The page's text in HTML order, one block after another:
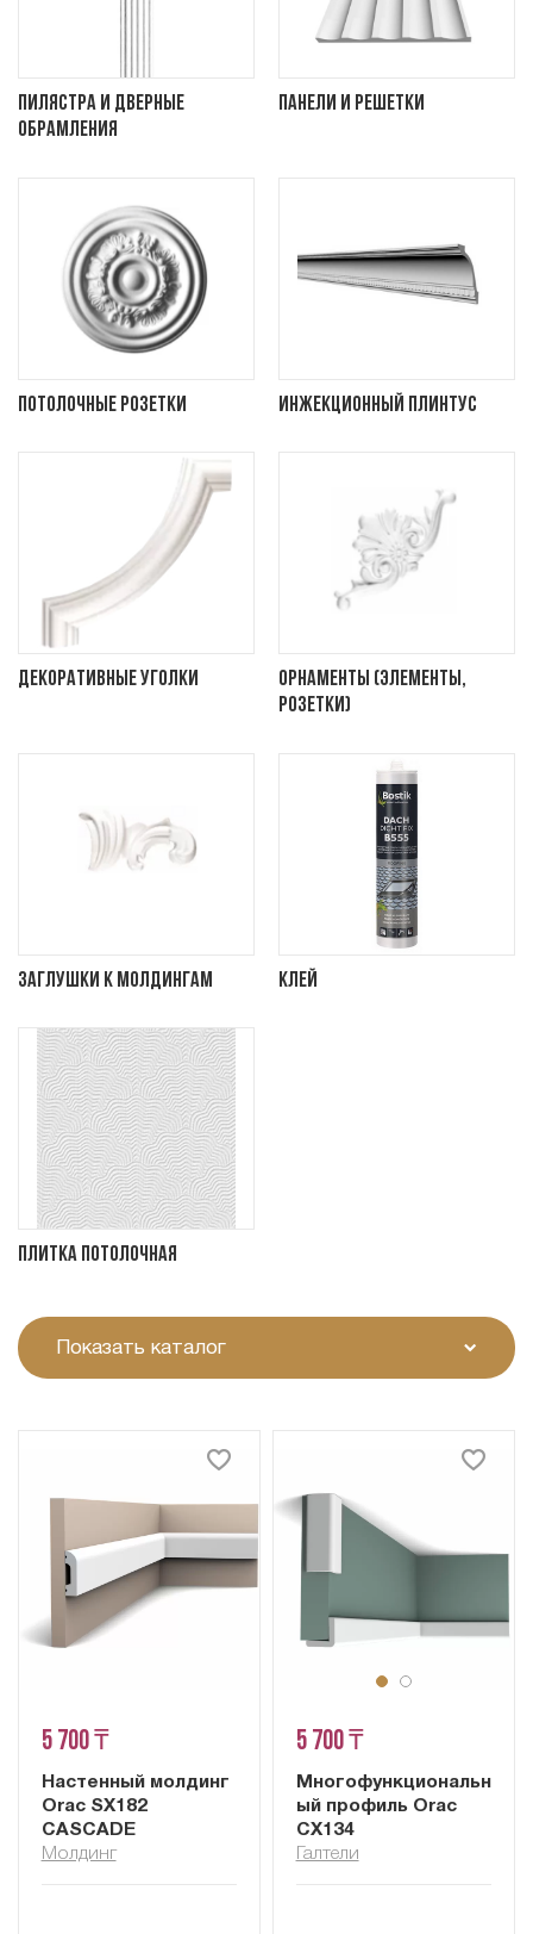
Пилястра и дверные
обрамления
Панели и решетки
Потолочные розетки Инжекционный плинтус
Декоративные уголки
Орнаменты (элементы,
розетки)
Заглушки к молдингам Клей
Плитка потолочная
Показать каталог
5 700 ₸
Настенный молдинг
Orac SX182
CASCADE
Молдинг
5 700 ₸
Многофункциональн
ый профиль Orac
CX134
Галтели